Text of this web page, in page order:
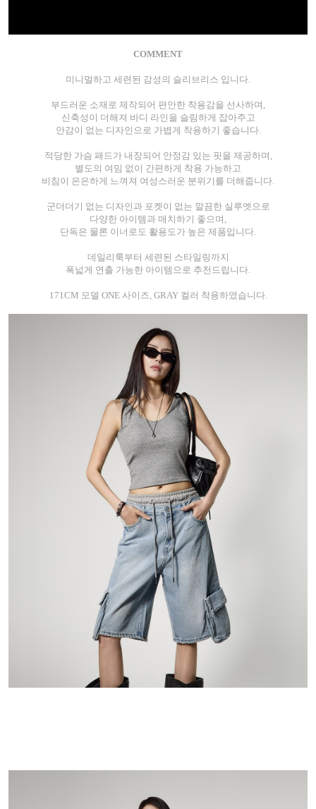
COMMENT
미니멀하고 세련된 감성의 슬리브리스 입니다.
부드러운 소재로 제작되어 편안한 착용감을 선사하며,
신축성이 더해져 바디 라인을 슬림하게 잡아주고
안감이 없는 디자인으로 가볍게 착용하기 좋습니다.
적당한 가슴 패드가 내장되어 안정감 있는 핏을 제공하며,
별도의 여밈 없이 간편하게 착용 가능하고
비침이 은은하게 느껴져 여성스러운 분위기를 더해줍니다.
군더더기 없는 디자인과 포켓이 없는 깔끔한 실루엣으로
다양한 아이템과 매치하기 좋으며,
단독은 물론 이너로도 활용도가 높은 제품입니다.
데일리룩부터 세련된 스타일링까지
폭넓게 연출 가능한 아이템으로 추천드립니다.
171CM 모델 ONE 사이즈, GRAY 컬러 착용하였습니다.